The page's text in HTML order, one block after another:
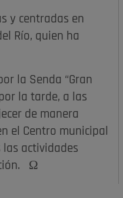
y centradas en
Río, quien ha
la Senda “Gran
la tarde, a las
de manera
el Centro municipal
actividades
Ω